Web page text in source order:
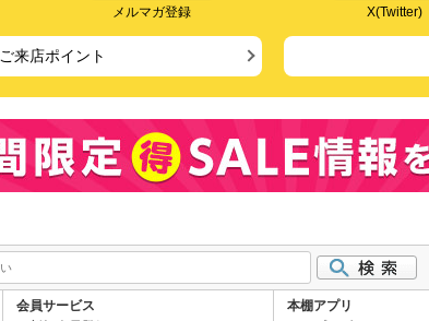
メルマガ登録 X(Twitter)
ご来店ポイント
会員サービス
本棚アプリ